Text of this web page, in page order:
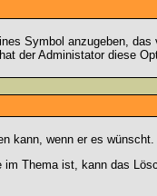
Symbol anzugeben,
der Administator diese
kann, wenn er es wünscht.
Thema ist, kann das